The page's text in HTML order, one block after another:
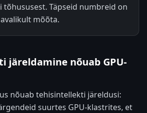
Täpseid numbreid on
mõõta.
järeldamine nõuab GPU-
nõuab tehisintellekti järeldusi:
suurtes GPU-klastrites, et